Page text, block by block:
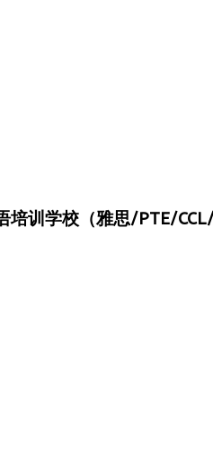
训学校（雅思/PTE/CCL/